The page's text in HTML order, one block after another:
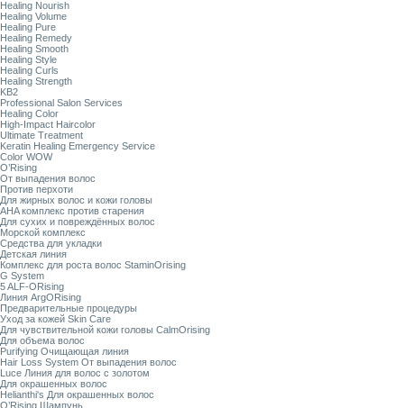
Healing Nourish
Healing Volume
Healing Pure
Healing Remedy
Healing Smooth
Healing Style
Healing Curls
Healing Strength
KB2
Professional Salon Services
Healing Color
High-Impact Haircolor
Ultimate Treatment
Keratin Healing Emergency Service
Color WOW
O’Rising
От выпадения волос
Против перхоти
Для жирных волос и кожи головы
AHA комплекс против старения
Для сухих и повреждённых волос
Морской комплекс
Средства для укладки
Детская линия
Комплекс для роста волос StaminOrising
G System
5 ALF-ORising
Линия ArgORising
Предварительные процедуры
Уход за кожей Skin Care
Для чувствительной кожи головы CalmOrising
Для объема волос
Purifying Очищающая линия
Hair Loss System От выпадения волос
Luce Линия для волос с золотом
Для окрашенных волос
Helianthi's Для окрашенных волос
O’Rising Шампунь